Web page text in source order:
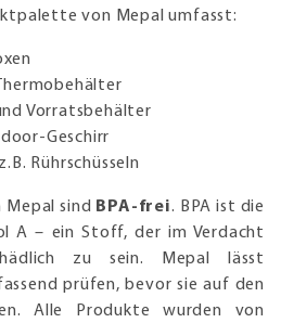
von Mepal umfasst:
Vorratsbehälter
Geschirr
Rührschüsseln
sind BPA-frei. BPA ist die
A – ein Stoff, der im Verdacht
zu sein. Mepal lässt
prüfen, bevor sie auf den
Alle Produkte wurden von